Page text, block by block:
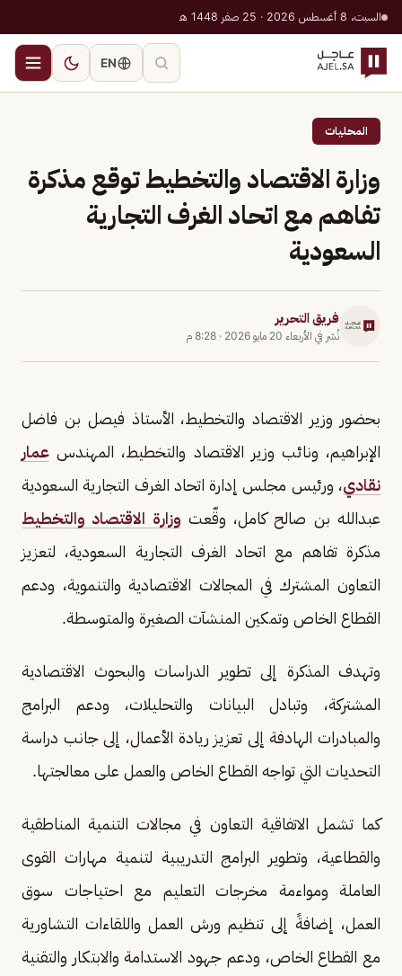
السبت، 8 أغسطس 2026 · 25 صفر 1448 هـ
EN
المحليات
وزارة الاقتصاد والتخطيط توقع مذكرة
تفاهم مع اتحاد الغرف التجارية
السعودية
فريق التحرير
نُشر في الأربعاء 20 مايو 2026 · 8:28 م
بحضور وزير الاقتصاد والتخطيط، الأستاذ فيصل بن فاضل
الإبراهيم، ونائب وزير الاقتصاد والتخطيط، المهندس عمار
نقادي، ورئيس مجلس إدارة اتحاد الغرف التجارية السعودية
عبدالله بن صالح كامل، وقّعت وزارة الاقتصاد والتخطيط
مذكرة تفاهم مع اتحاد الغرف التجارية السعودية، لتعزيز
التعاون المشترك في المجالات الاقتصادية والتنموية، ودعم
القطاع الخاص وتمكين المنشآت الصغيرة والمتوسطة.
وتهدف المذكرة إلى تطوير الدراسات والبحوث الاقتصادية
المشتركة، وتبادل البيانات والتحليلات، ودعم البرامج
والمبادرات الهادفة إلى تعزيز ريادة الأعمال، إلى جانب دراسة
التحديات التي تواجه القطاع الخاص والعمل على معالجتها.
كما تشمل الاتفاقية التعاون في مجالات التنمية المناطقية
والقطاعية، وتطوير البرامج التدريبية لتنمية مهارات القوى
العاملة ومواءمة مخرجات التعليم مع احتياجات سوق
العمل، إضافةً إلى تنظيم ورش العمل واللقاءات التشاورية
مع القطاع الخاص، ودعم جهود الاستدامة والابتكار والتقنية